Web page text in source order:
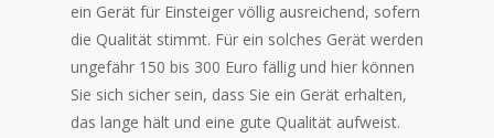
ein Gerät für Einsteiger völlig ausreichend, sofern
die Qualität stimmt. Für ein solches Gerät werden
ungefähr 150 bis 300 Euro fällig und hier können
Sie sich sicher sein, dass Sie ein Gerät erhalten,
das lange hält und eine gute Qualität aufweist.